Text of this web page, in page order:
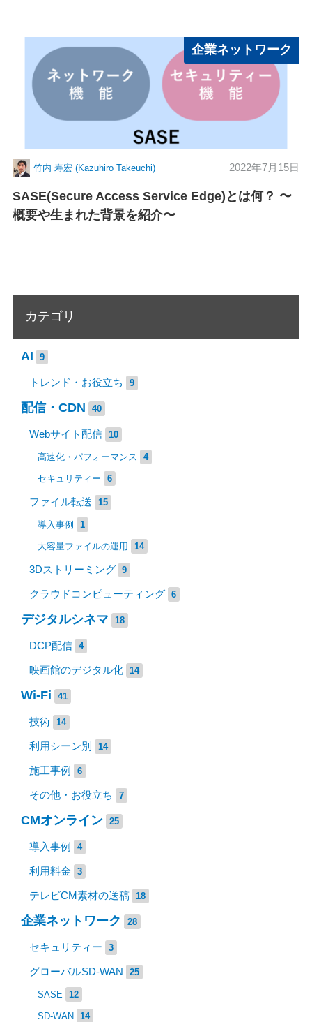
企業ネットワーク
竹内 寿宏 (Kazuhiro Takeuchi) 2022年7月15日
SASE(Secure Access Service Edge)とは何？ 〜
概要や生まれた背景を紹介〜
カテゴリ
AI 9
トレンド・お役立ち 9
配信・CDN 40
Webサイト配信 10
高速化・パフォーマンス 4
セキュリティー 6
ファイル転送 15
導入事例 1
大容量ファイルの運用 14
3Dストリーミング 9
クラウドコンピューティング 6
デジタルシネマ 18
DCP配信 4
映画館のデジタル化 14
Wi-Fi 41
技術 14
利用シーン別 14
施工事例 6
その他・お役立ち 7
CMオンライン 25
導入事例 4
利用料金 3
テレビCM素材の送稿 18
企業ネットワーク 28
セキュリティー 3
グローバルSD-WAN 25
SASE 12
SD-WAN 14